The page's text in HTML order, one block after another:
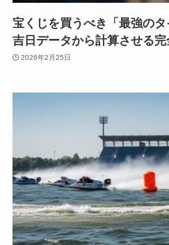
宝くじを買うべき「最強の
吉日データから計算させる完
2026年2月25日